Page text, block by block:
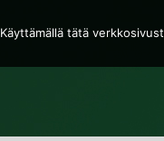
tätä